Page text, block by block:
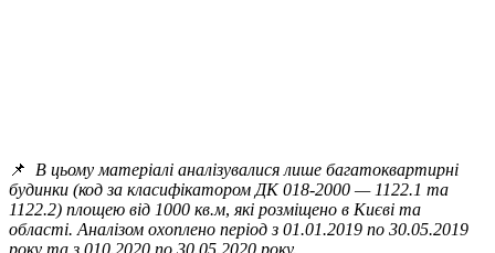
📌
В цьому матеріалі аналізувалися лише багатоквартирні
будинки (код за класифікатором ДК 018-2000 — 1122.1 та
1122.2) площею від 1000 кв.м, які розміщено в Києві та
області. Аналізом охоплено період з 01.01.2019 по 30.05.2019
року та з 010.2020 по 30.05.2020 року.